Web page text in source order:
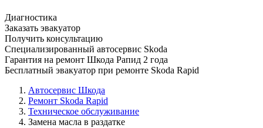
Диагностика
Заказать эвакуатор
Получить консультацию
Специализированный автосервис Skoda
Гарантия на ремонт Шкода Рапид 2 года
Бесплатный эвакуатор при ремонте Skoda Rapid
Автосервис Шкода
Ремонт Skoda Rapid
Техническое обслуживание
Замена масла в раздатке